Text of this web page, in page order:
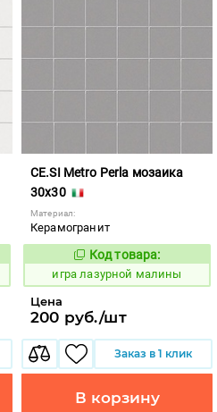
CE.SI Metro Perla мозаика
30x30
Материал:
Керамогранит
552046
Код товара:
игра лазурной малины
Цена
200 руб./шт
Заказ в 1 клик
В корзину